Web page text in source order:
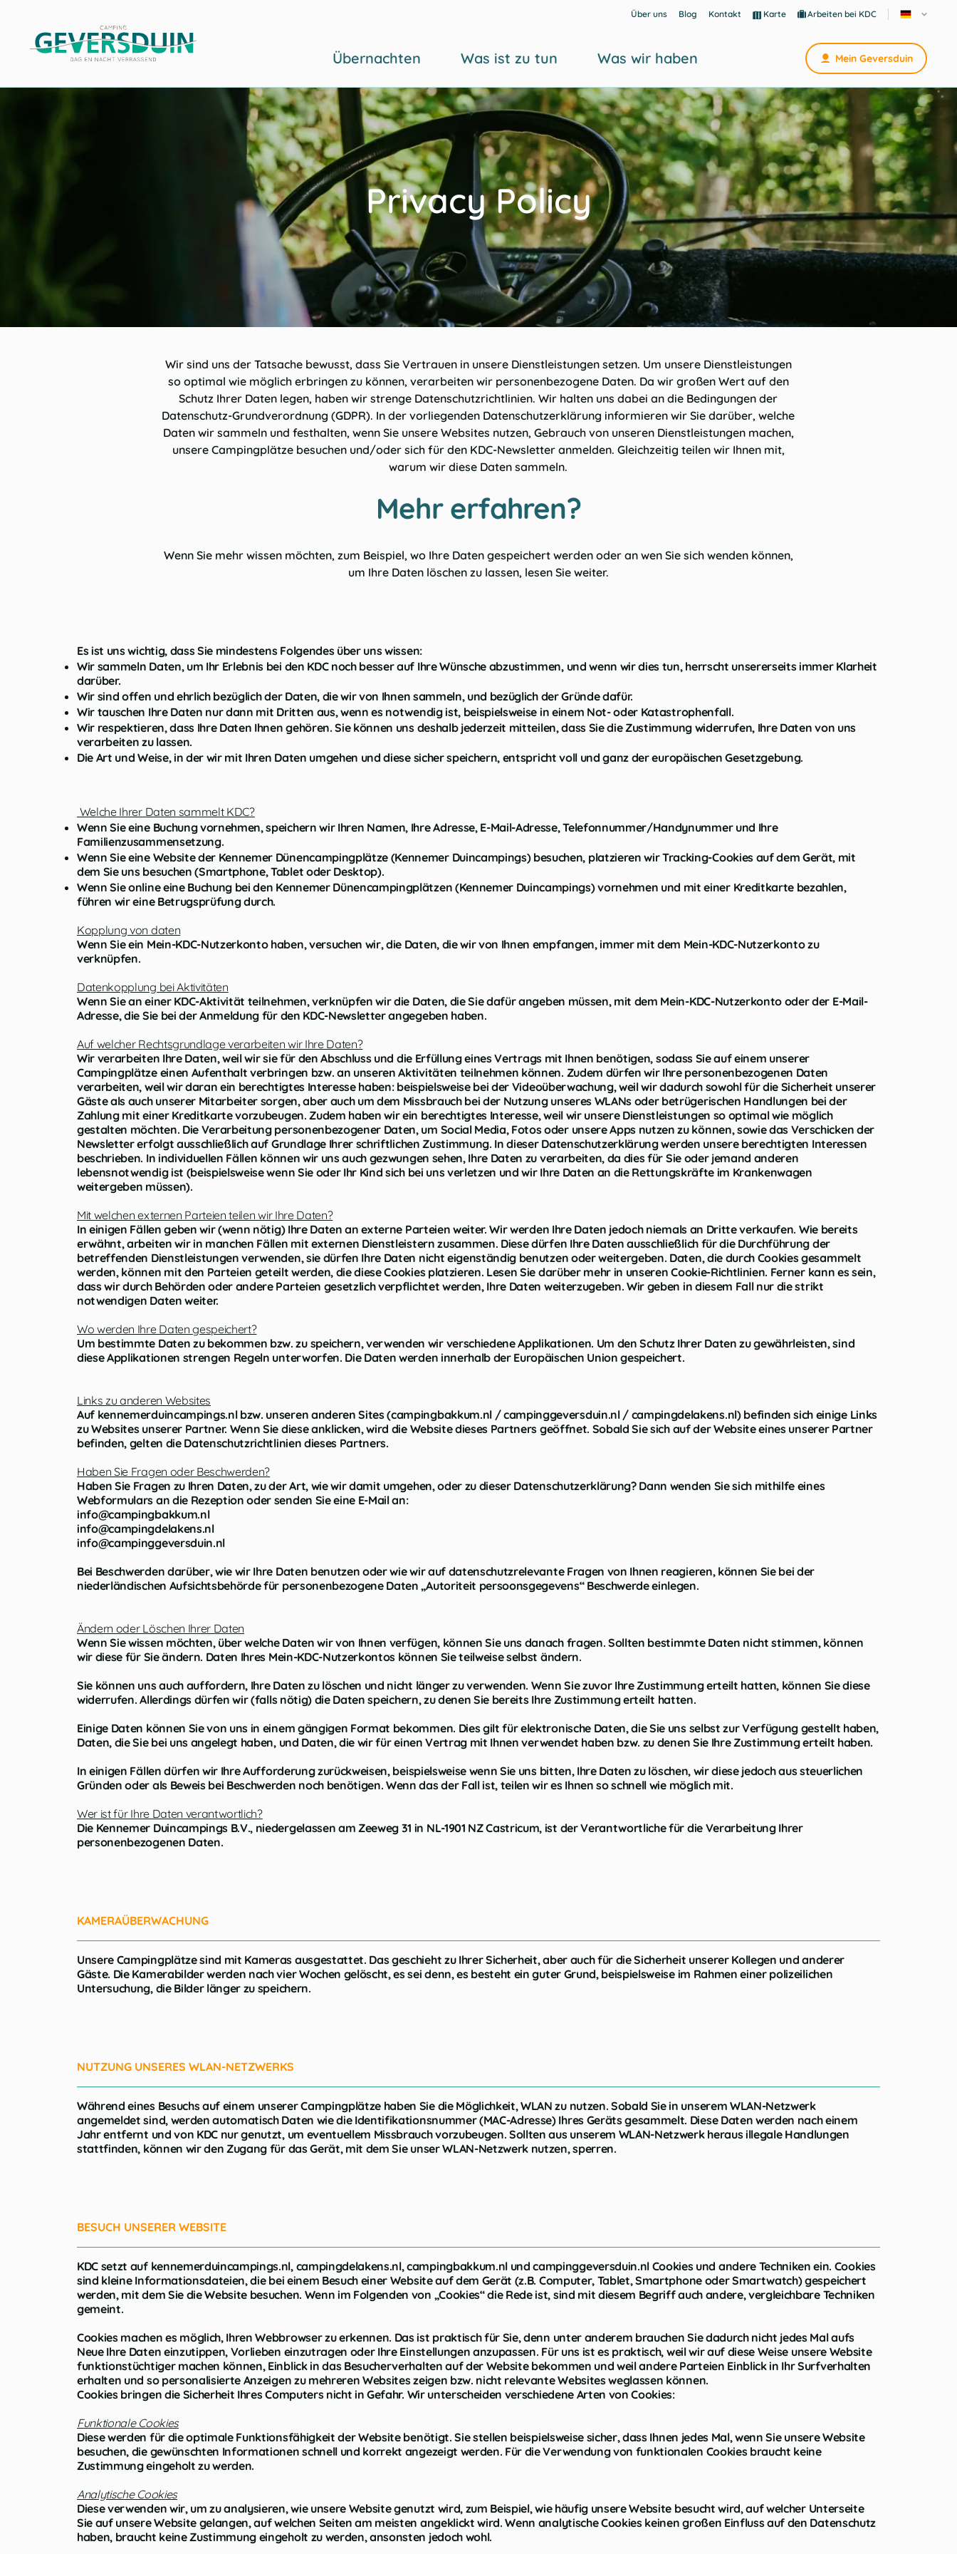
Über uns Blog Kontakt Karte Arbeiten bei KDC
Mein Geversduin
Übernachten Was ist zu tun Was wir haben
Filters Reset filters
Privacy Policy
Wir sind uns der Tatsache bewusst, dass Sie Vertrauen in unsere Dienstleistungen setzen. Um unsere Dienstleistungen
so optimal wie möglich erbringen zu können, verarbeiten wir personenbezogene Daten. Da wir großen Wert auf den
Schutz Ihrer Daten legen, haben wir strenge Datenschutzrichtlinien. Wir halten uns dabei an die Bedingungen der
Datenschutz-Grundverordnung (GDPR). In der vorliegenden Datenschutzerklärung informieren wir Sie darüber, welche
Daten wir sammeln und festhalten, wenn Sie unsere Websites nutzen, Gebrauch von unseren Dienstleistungen machen,
unsere Campingplätze besuchen und/oder sich für den KDC-Newsletter anmelden. Gleichzeitig teilen wir Ihnen mit,
warum wir diese Daten sammeln.
Mehr erfahren?
Wenn Sie mehr wissen möchten, zum Beispiel, wo Ihre Daten gespeichert werden oder an wen Sie sich wenden können,
um Ihre Daten löschen zu lassen, lesen Sie weiter.
Es ist uns wichtig, dass Sie mindestens Folgendes über uns wissen:
Wir sammeln Daten, um Ihr Erlebnis bei den KDC noch besser auf Ihre Wünsche abzustimmen, und wenn wir dies tun, herrscht unsererseits immer Klarheit
darüber.
Wir sind offen und ehrlich bezüglich der Daten, die wir von Ihnen sammeln, und bezüglich der Gründe dafür.
Wir tauschen Ihre Daten nur dann mit Dritten aus, wenn es notwendig ist, beispielsweise in einem Not- oder Katastrophenfall.
Wir respektieren, dass Ihre Daten Ihnen gehören. Sie können uns deshalb jederzeit mitteilen, dass Sie die Zustimmung widerrufen, Ihre Daten von uns
verarbeiten zu lassen.
Die Art und Weise, in der wir mit Ihren Daten umgehen und diese sicher speichern, entspricht voll und ganz der europäischen Gesetzgebung.
Welche Ihrer Daten sammelt KDC?
Wenn Sie eine Buchung vornehmen, speichern wir Ihren Namen, Ihre Adresse, E-Mail-Adresse, Telefonnummer/Handynummer und Ihre
Familienzusammensetzung.
Wenn Sie eine Website der Kennemer Dünencampingplätze (Kennemer Duincampings) besuchen, platzieren wir Tracking-Cookies auf dem Gerät, mit
dem Sie uns besuchen (Smartphone, Tablet oder Desktop).
Wenn Sie online eine Buchung bei den Kennemer Dünencampingplätzen (Kennemer Duincampings) vornehmen und mit einer Kreditkarte bezahlen,
führen wir eine Betrugsprüfung durch.
Kopplung von daten
Wenn Sie ein Mein-KDC-Nutzerkonto haben, versuchen wir, die Daten, die wir von Ihnen empfangen, immer mit dem Mein-KDC-Nutzerkonto zu
verknüpfen.
Datenkopplung bei Aktivitäten
Wenn Sie an einer KDC-Aktivität teilnehmen, verknüpfen wir die Daten, die Sie dafür angeben müssen, mit dem Mein-KDC-Nutzerkonto oder der E-Mail-
Adresse, die Sie bei der Anmeldung für den KDC-Newsletter angegeben haben.
Auf welcher Rechtsgrundlage verarbeiten wir Ihre Daten?
Wir verarbeiten Ihre Daten, weil wir sie für den Abschluss und die Erfüllung eines Vertrags mit Ihnen benötigen, sodass Sie auf einem unserer
Campingplätze einen Aufenthalt verbringen bzw. an unseren Aktivitäten teilnehmen können. Zudem dürfen wir Ihre personenbezogenen Daten
verarbeiten, weil wir daran ein berechtigtes Interesse haben: beispielsweise bei der Videoüberwachung, weil wir dadurch sowohl für die Sicherheit unserer
Gäste als auch unserer Mitarbeiter sorgen, aber auch um dem Missbrauch bei der Nutzung unseres WLANs oder betrügerischen Handlungen bei der
Zahlung mit einer Kreditkarte vorzubeugen. Zudem haben wir ein berechtigtes Interesse, weil wir unsere Dienstleistungen so optimal wie möglich
gestalten möchten. Die Verarbeitung personenbezogener Daten, um Social Media, Fotos oder unsere Apps nutzen zu können, sowie das Verschicken der
Newsletter erfolgt ausschließlich auf Grundlage Ihrer schriftlichen Zustimmung. In dieser Datenschutzerklärung werden unsere berechtigten Interessen
beschrieben. In individuellen Fällen können wir uns auch gezwungen sehen, Ihre Daten zu verarbeiten, da dies für Sie oder jemand anderen
lebensnotwendig ist (beispielsweise wenn Sie oder Ihr Kind sich bei uns verletzen und wir Ihre Daten an die Rettungskräfte im Krankenwagen
weitergeben müssen).
Mit welchen externen Parteien teilen wir Ihre Daten?
In einigen Fällen geben wir (wenn nötig) Ihre Daten an externe Parteien weiter. Wir werden Ihre Daten jedoch niemals an Dritte verkaufen. Wie bereits
erwähnt, arbeiten wir in manchen Fällen mit externen Dienstleistern zusammen. Diese dürfen Ihre Daten ausschließlich für die Durchführung der
betreffenden Dienstleistungen verwenden, sie dürfen Ihre Daten nicht eigenständig benutzen oder weitergeben. Daten, die durch Cookies gesammelt
werden, können mit den Parteien geteilt werden, die diese Cookies platzieren. Lesen Sie darüber mehr in unseren Cookie-Richtlinien. Ferner kann es sein,
dass wir durch Behörden oder andere Parteien gesetzlich verpflichtet werden, Ihre Daten weiterzugeben. Wir geben in diesem Fall nur die strikt
notwendigen Daten weiter.
Wo werden Ihre Daten gespeichert?
Um bestimmte Daten zu bekommen bzw. zu speichern, verwenden wir verschiedene Applikationen. Um den Schutz Ihrer Daten zu gewährleisten, sind
diese Applikationen strengen Regeln unterworfen. Die Daten werden innerhalb der Europäischen Union gespeichert.
Links zu anderen Websites
Auf kennemerduincampings.nl bzw. unseren anderen Sites (campingbakkum.nl / campinggeversduin.nl / campingdelakens.nl) befinden sich einige Links
zu Websites unserer Partner. Wenn Sie diese anklicken, wird die Website dieses Partners geöffnet. Sobald Sie sich auf der Website eines unserer Partner
befinden, gelten die Datenschutzrichtlinien dieses Partners.
Haben Sie Fragen oder Beschwerden?
Haben Sie Fragen zu Ihren Daten, zu der Art, wie wir damit umgehen, oder zu dieser Datenschutzerklärung? Dann wenden Sie sich mithilfe eines
Webformulars an die Rezeption oder senden Sie eine E-Mail an:
info@campingbakkum.nl
info@campingdelakens.nl
info@campinggeversduin.nl
Bei Beschwerden darüber, wie wir Ihre Daten benutzen oder wie wir auf datenschutzrelevante Fragen von Ihnen reagieren, können Sie bei der
niederländischen Aufsichtsbehörde für personenbezogene Daten „Autoriteit persoonsgegevens“ Beschwerde einlegen.
Ändern oder Löschen Ihrer Daten
Wenn Sie wissen möchten, über welche Daten wir von Ihnen verfügen, können Sie uns danach fragen. Sollten bestimmte Daten nicht stimmen, können
wir diese für Sie ändern. Daten Ihres Mein-KDC-Nutzerkontos können Sie teilweise selbst ändern.
Sie können uns auch auffordern, Ihre Daten zu löschen und nicht länger zu verwenden. Wenn Sie zuvor Ihre Zustimmung erteilt hatten, können Sie diese
widerrufen. Allerdings dürfen wir (falls nötig) die Daten speichern, zu denen Sie bereits Ihre Zustimmung erteilt hatten.
Einige Daten können Sie von uns in einem gängigen Format bekommen. Dies gilt für elektronische Daten, die Sie uns selbst zur Verfügung gestellt haben,
Daten, die Sie bei uns angelegt haben, und Daten, die wir für einen Vertrag mit Ihnen verwendet haben bzw. zu denen Sie Ihre Zustimmung erteilt haben.
In einigen Fällen dürfen wir Ihre Aufforderung zurückweisen, beispielsweise wenn Sie uns bitten, Ihre Daten zu löschen, wir diese jedoch aus steuerlichen
Gründen oder als Beweis bei Beschwerden noch benötigen. Wenn das der Fall ist, teilen wir es Ihnen so schnell wie möglich mit.
Wer ist für Ihre Daten verantwortlich?
Die Kennemer Duincampings B.V., niedergelassen am Zeeweg 31 in NL-1901 NZ Castricum, ist der Verantwortliche für die Verarbeitung Ihrer
personenbezogenen Daten.
KAMERAÜBERWACHUNG
Unsere Campingplätze sind mit Kameras ausgestattet. Das geschieht zu Ihrer Sicherheit, aber auch für die Sicherheit unserer Kollegen und anderer
Gäste. Die Kamerabilder werden nach vier Wochen gelöscht, es sei denn, es besteht ein guter Grund, beispielsweise im Rahmen einer polizeilichen
Untersuchung, die Bilder länger zu speichern.
NUTZUNG UNSERES WLAN-NETZWERKS
Während eines Besuchs auf einem unserer Campingplätze haben Sie die Möglichkeit, WLAN zu nutzen. Sobald Sie in unserem WLAN-Netzwerk
angemeldet sind, werden automatisch Daten wie die Identifikationsnummer (MAC-Adresse) Ihres Geräts gesammelt. Diese Daten werden nach einem
Jahr entfernt und von KDC nur genutzt, um eventuellem Missbrauch vorzubeugen. Sollten aus unserem WLAN-Netzwerk heraus illegale Handlungen
stattfinden, können wir den Zugang für das Gerät, mit dem Sie unser WLAN-Netzwerk nutzen, sperren.
BESUCH UNSERER WEBSITE
KDC setzt auf kennemerduincampings.nl, campingdelakens.nl, campingbakkum.nl und campinggeversduin.nl Cookies und andere Techniken ein. Cookies
sind kleine Informationsdateien, die bei einem Besuch einer Website auf dem Gerät (z.B. Computer, Tablet, Smartphone oder Smartwatch) gespeichert
werden, mit dem Sie die Website besuchen. Wenn im Folgenden von „Cookies“ die Rede ist, sind mit diesem Begriff auch andere, vergleichbare Techniken
gemeint.
Cookies machen es möglich, Ihren Webbrowser zu erkennen. Das ist praktisch für Sie, denn unter anderem brauchen Sie dadurch nicht jedes Mal aufs
Neue Ihre Daten einzutippen, Vorlieben einzutragen oder Ihre Einstellungen anzupassen. Für uns ist es praktisch, weil wir auf diese Weise unsere Website
funktionstüchtiger machen können, Einblick in das Besucherverhalten auf der Website bekommen und weil andere Parteien Einblick in Ihr Surfverhalten
erhalten und so personalisierte Anzeigen zu mehreren Websites zeigen bzw. nicht relevante Websites weglassen können.
Cookies bringen die Sicherheit Ihres Computers nicht in Gefahr. Wir unterscheiden verschiedene Arten von Cookies:
Funktionale Cookies
Diese werden für die optimale Funktionsfähigkeit der Website benötigt. Sie stellen beispielsweise sicher, dass Ihnen jedes Mal, wenn Sie unsere Website
besuchen, die gewünschten Informationen schnell und korrekt angezeigt werden. Für die Verwendung von funktionalen Cookies braucht keine
Zustimmung eingeholt zu werden.
Analytische Cookies
Diese verwenden wir, um zu analysieren, wie unsere Website genutzt wird, zum Beispiel, wie häufig unsere Website besucht wird, auf welcher Unterseite
Sie auf unsere Website gelangen, auf welchen Seiten am meisten angeklickt wird. Wenn analytische Cookies keinen großen Einfluss auf den Datenschutz
haben, braucht keine Zustimmung eingeholt zu werden, ansonsten jedoch wohl.